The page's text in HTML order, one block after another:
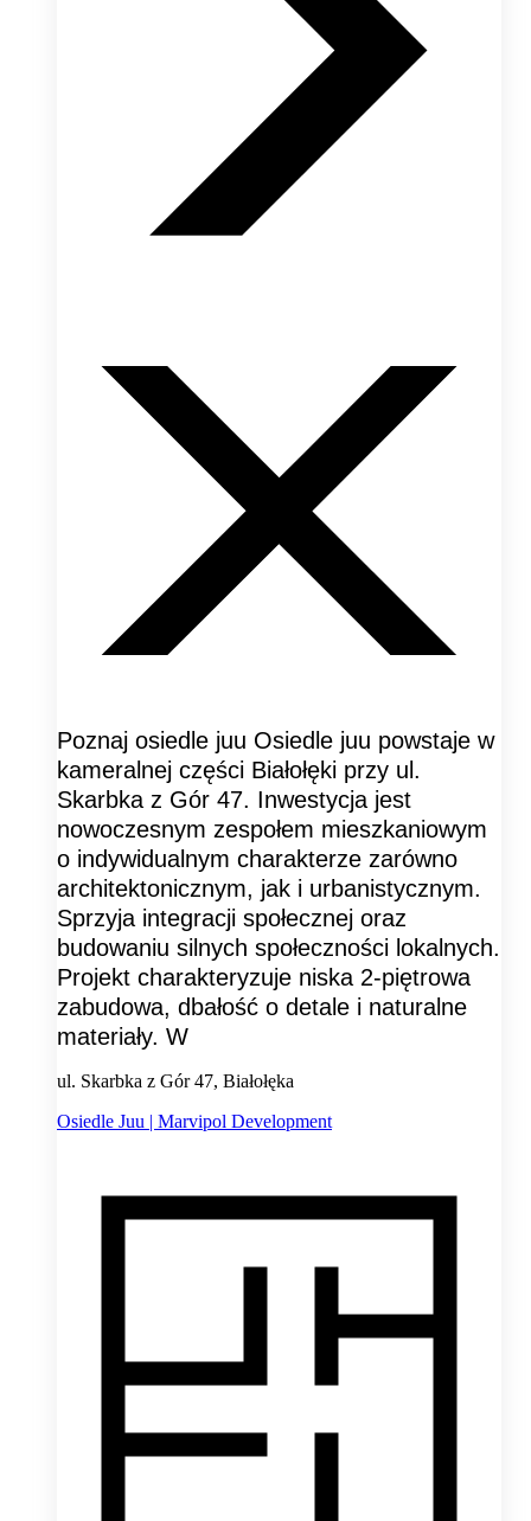
Poznaj osiedle juu Osiedle juu powstaje w
kameralnej części Białołęki przy ul.
Skarbka z Gór 47. Inwestycja jest
nowoczesnym zespołem mieszkaniowym
o indywidualnym charakterze zarówno
architektonicznym, jak i urbanistycznym.
Sprzyja integracji społecznej oraz
budowaniu silnych społeczności lokalnych.
Projekt charakteryzuje niska 2-piętrowa
zabudowa, dbałość o detale i naturalne
materiały. W
ul. Skarbka z Gór 47, Białołęka
Osiedle Juu | Marvipol Development